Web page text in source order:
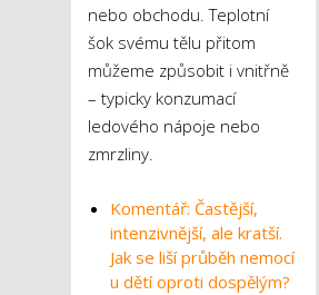
nebo obchodu. Teplotní
šok svému tělu přitom
můžeme způsobit i vnitřně
– typicky konzumací
ledového nápoje nebo
zmrzliny.
Komentář: Častější,
intenzivnější, ale kratší.
Jak se liší průběh nemocí
u dětí oproti dospělým?